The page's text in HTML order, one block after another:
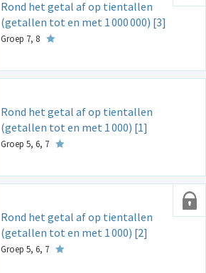
Rond het getal af op tientallen
(getallen tot en met 1000000) [3]
Groep 7, 8
Rond het getal af op tientallen
(getallen tot en met 1000) [1]
Groep 5, 6, 7
Rond het getal af op tientallen
(getallen tot en met 1000) [2]
Groep 5, 6, 7